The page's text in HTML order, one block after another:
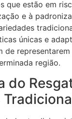
que estão em
e à
únicas e
de
região.
do